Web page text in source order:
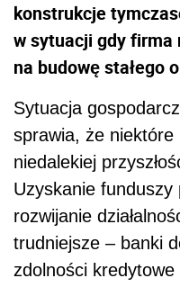
konstrukcje
w sytuacji gdy firma
na budowę stałego
Sytuacja
sprawia, że
niedalekiej
Uzyskanie funduszy
rozwijanie
trudniejsze – banki
zdolności